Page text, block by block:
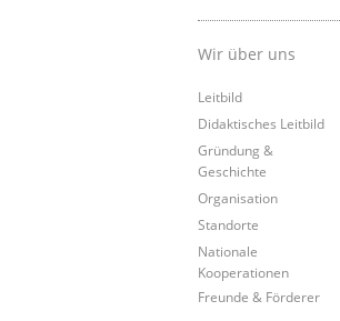
Wir über uns
Leitbild
Didaktisches Leitbild
Gründung &
Geschichte
Organisation
Standorte
Nationale
Kooperationen
Freunde & Förderer